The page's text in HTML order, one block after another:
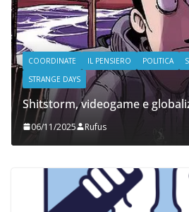
COORDINATE IL PENSIERO POLITICA
STRANGE DAYS
Shitstorm, videogame e
06/11/2025 Rufus